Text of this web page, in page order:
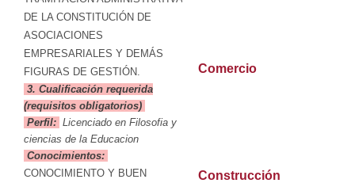
DE LA CONSTITUCIÓN DE
ASOCIACIONES
EMPRESARIALES Y DEMÁS
FIGURAS DE GESTIÓN.
3. Cualificación requerida
(requisitos obligatorios)
Perfil: Licenciado en Filosofia y
ciencias de la Educacion
Conocimientos:
CONOCIMIENTO Y BUEN
Comercio
Construcción